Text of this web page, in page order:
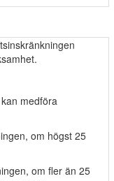
medföra
om högst 25
om fler än 25